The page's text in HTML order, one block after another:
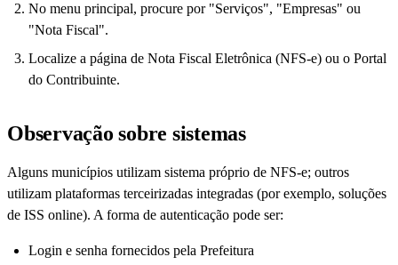
No menu principal, procure por "Serviços", "Empresas" ou
"Nota Fiscal".
Localize a página de Nota Fiscal Eletrônica (NFS-e) ou o Portal
do Contribuinte.
Observação sobre sistemas
Alguns municípios utilizam sistema próprio de NFS-e; outros
utilizam plataformas terceirizadas integradas (por exemplo, soluções
de ISS online). A forma de autenticação pode ser:
Login e senha fornecidos pela Prefeitura